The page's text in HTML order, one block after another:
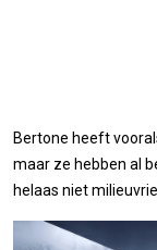
Bertone heeft
maar ze hebben al
helaas niet